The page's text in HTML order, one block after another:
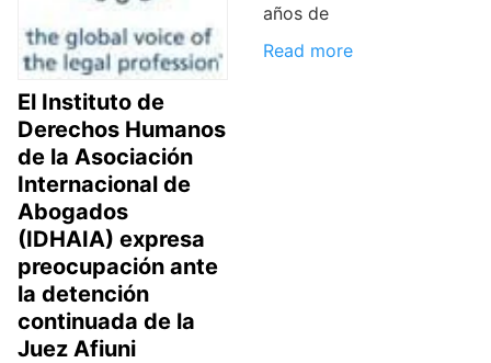
El Instituto de
Derechos Humanos
de la Asociación
Internacional de
Abogados
(IDHAIA) expresa
preocupación ante
la detención
continuada de la
Juez Afiuni
años de
Read more